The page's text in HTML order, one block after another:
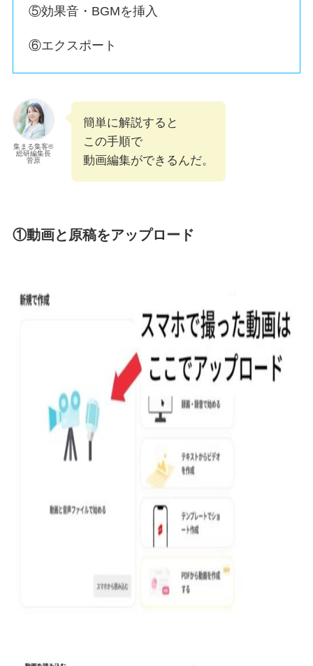
⑤効果音・BGMを挿入
⑥エクスポート
集まる集客®︎
総研編集長
菅原
簡単に解説すると
この手順で
動画編集ができるんだ。
①動画と原稿をアップロード